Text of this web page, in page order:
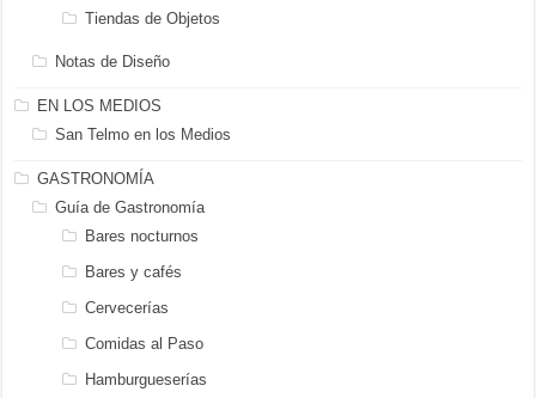
Tiendas de Objetos
Notas de Diseño
EN LOS MEDIOS
San Telmo en los Medios
GASTRONOMÍA
Guía de Gastronomía
Bares nocturnos
Bares y cafés
Cervecerías
Comidas al Paso
Hamburgueserías